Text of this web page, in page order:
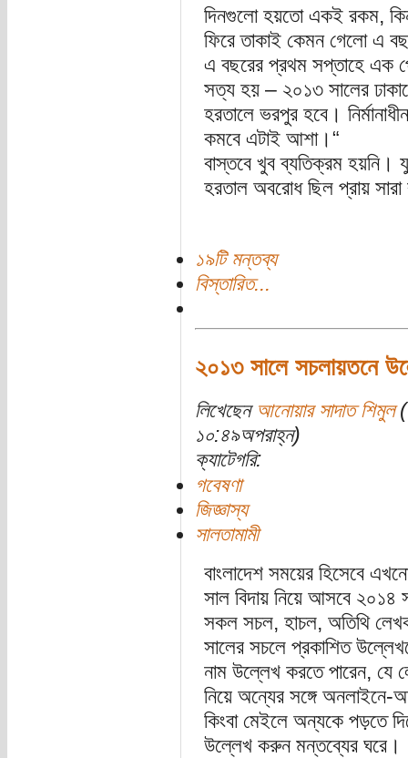
দিনগুলো হয়তো একই রকম, কিন্তু
ফিরে তাকাই কেমন গেলো এ
এ বছরের প্রথম সপ্তাহে এক
সত্য হয় – ২০১৩ সালের
হরতালে ভরপুর হবে।
কমবে এটাই আশা।“
বাস্তবে খুব ব্যতিক্রম হয়নি।
হরতাল অবরোধ ছিল প্রায়
১৯টি মন্তব্য
বিস্তারিত...
২০১৩ সালে সচলায়তনে
লিখেছেন আনোয়ার সাদাত শিমুল
১০:৪৯অপরাহ্ন)
ক্যাটেগরি:
গবেষণা
জিজ্ঞাস্য
সালতামামী
বাংলাদেশ সময়ের হিসেবে
সাল বিদায় নিয়ে আসবে ২০১৪
সকল সচল, হাচল, অতিথি
সালের সচলে প্রকাশিত
নাম উল্লেখ করতে পারেন, যে
নিয়ে অন্যের সঙ্গে
কিংবা মেইলে অন্যকে পড়তে
উল্লেখ করুন মন্তব্যের ঘরে।